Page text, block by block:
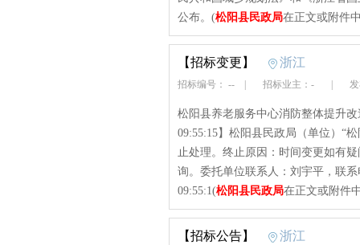
公布。(松阳县民政局在正文或附件
【招标变更】 浙江
招标编号： -- 招标业主：- 发
松阳县养老服务中心消防整体提升
09:55:15】松阳县民政局（单位）“
止处理。终止原因：时间变更如有
询。委托单位联系人：刘宇平，联
09:55:1(松阳县民政局在正文或附件
【招标公告】 浙江